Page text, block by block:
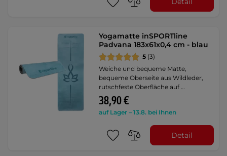
Yogamatte inSPORTline
Padvana 183x61x0,4 cm - blau
5 (3)
Weiche und bequeme Matte,
bequeme Oberseite aus Wildleder,
rutschfeste Oberfläche auf …
38,90 €
auf Lager – 13.8. bei Ihnen
Detail